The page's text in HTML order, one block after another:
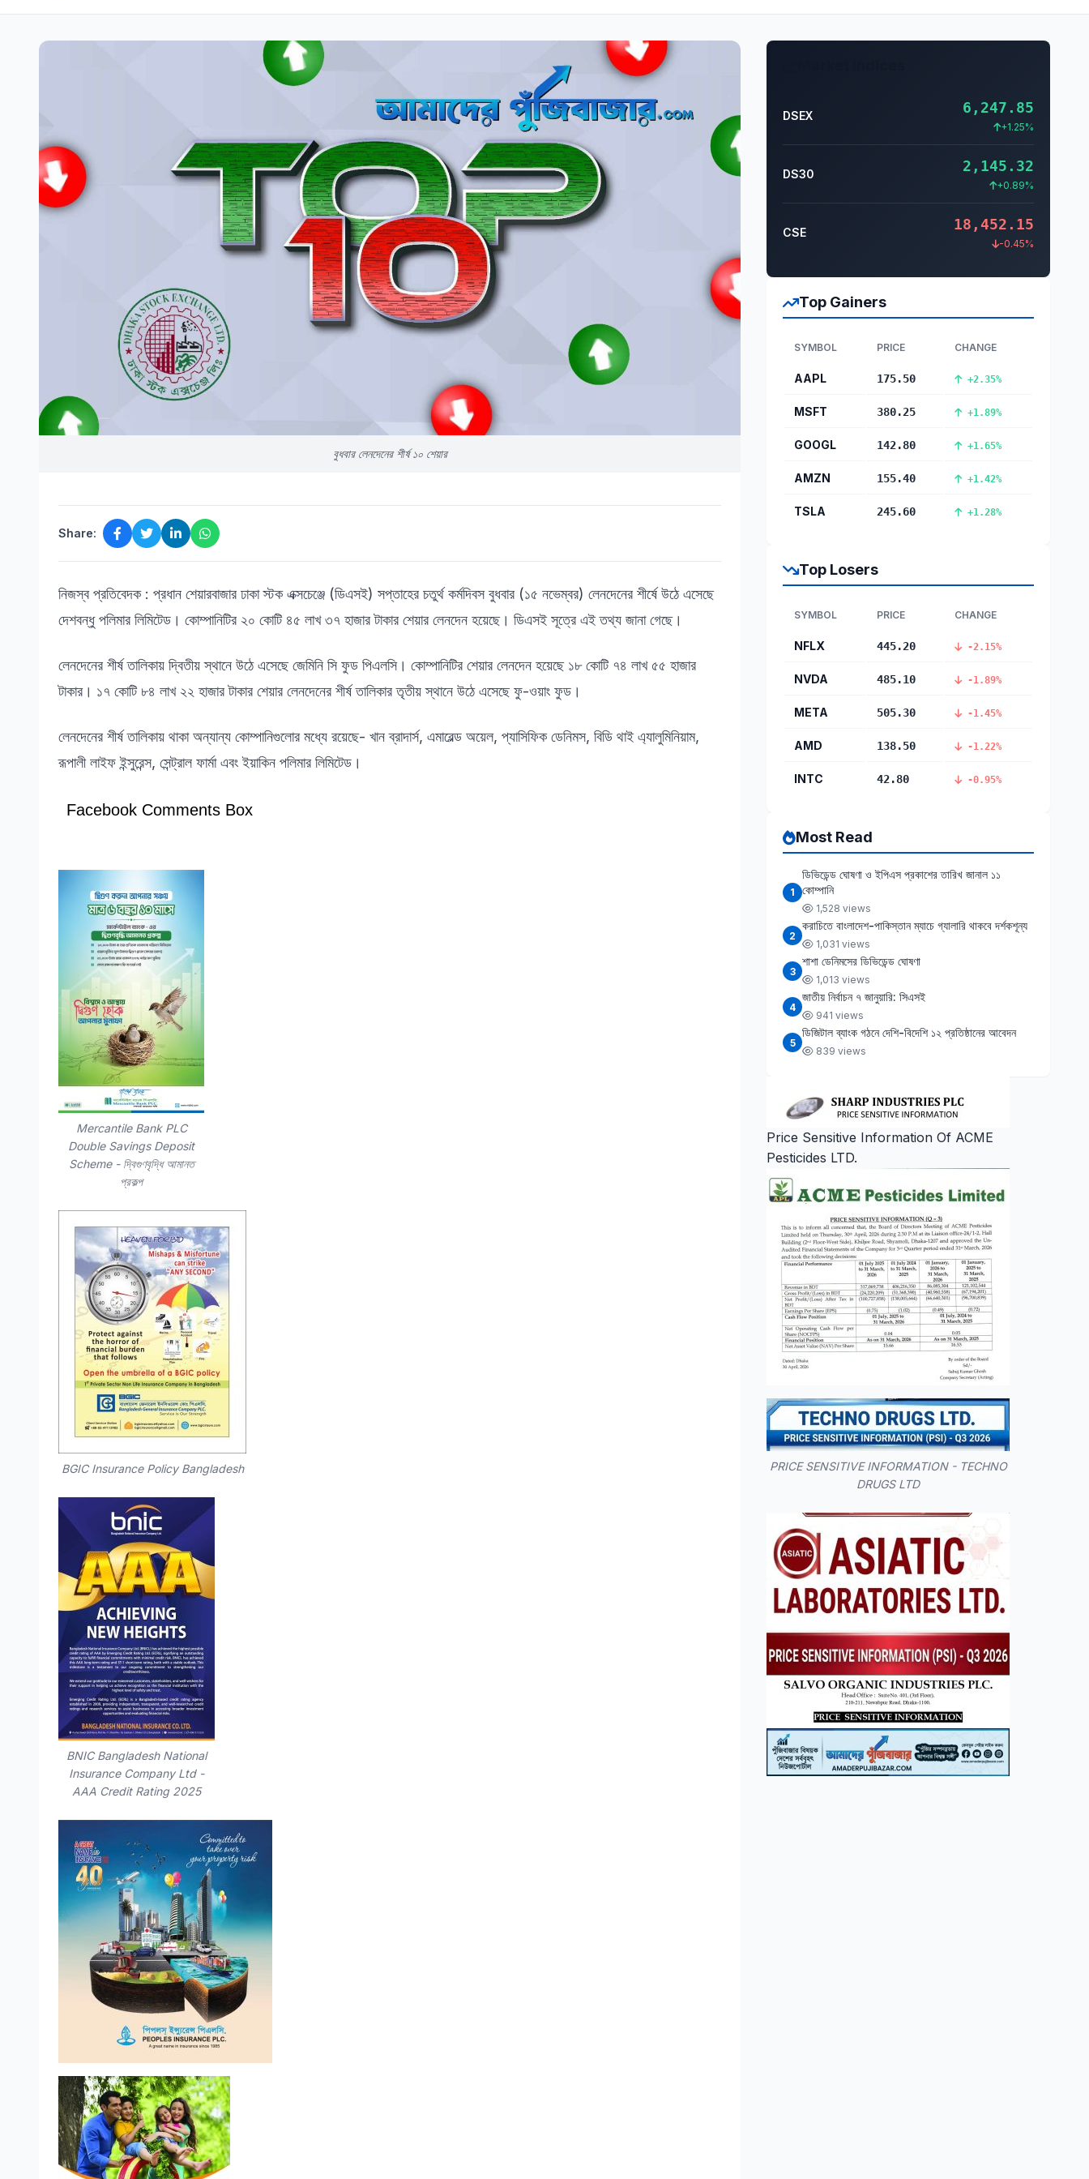
বুধবার লেনদেনের শীর্ষ ১০ শেয়ার
Share:
নিজস্ব প্রতিবেদক : প্রধান শেয়ারবাজার ঢাকা স্টক এক্সচেঞ্জে (ডিএসই) সপ্তাহের চতুর্থ কর্মদিবস বুধবার (১৫ নভেম্বর) লেনদেনের শীর্ষে উঠে এসেছে
দেশবন্ধু পলিমার লিমিটেড। কোম্পানিটির ২০ কোটি ৪৫ লাখ ৩৭ হাজার টাকার শেয়ার লেনদেন হয়েছে। ডিএসই সূত্রে এই তথ্য জানা গেছে।
লেনদেনের শীর্ষ তালিকায় দ্বিতীয় স্থানে উঠে এসেছে জেমিনি সি ফুড পিএলসি। কোম্পানিটির শেয়ার লেনদেন হয়েছে ১৮ কোটি ৭৪ লাখ ৫৫ হাজার
টাকার। ১৭ কোটি ৮৪ লাখ ২২ হাজার টাকার শেয়ার লেনদেনের শীর্ষ তালিকার তৃতীয় স্থানে উঠে এসেছে ফু-ওয়াং ফুড।
লেনদেনের শীর্ষ তালিকায় থাকা অন্যান্য কোম্পানিগুলোর মধ্যে রয়েছে- খান ব্রাদার্স, এমারেল্ড অয়েল, প্যাসিফিক ডেনিমস, বিডি থাই এ্যালুমিনিয়াম,
রূপালী লাইফ ইন্সুরেন্স, সেন্ট্রাল ফার্মা এবং ইয়াকিন পলিমার লিমিটেড।
Facebook Comments Box
Mercantile Bank PLC
Double Savings Deposit
Scheme - দ্বিগুণবৃদ্ধি আমানত
প্রকল্প
BGIC Insurance Policy Bangladesh
BNIC Bangladesh National
Insurance Company Ltd -
AAA Credit Rating 2025
DSEX 6,247.85
+1.25%
DS30 2,145.32
+0.89%
CSE 18,452.15
-0.45%
Top Gainers
SYMBOL PRICE CHANGE
AAPL 175.50 +2.35%
MSFT 380.25 +1.89%
GOOGL 142.80 +1.65%
AMZN 155.40 +1.42%
TSLA 245.60 +1.28%
Top Losers
SYMBOL PRICE CHANGE
NFLX 445.20 -2.15%
NVDA 485.10 -1.89%
META 505.30 -1.45%
AMD 138.50 -1.22%
INTC 42.80 -0.95%
Most Read
1
ডিভিডেন্ড ঘোষণা ও ইপিএস প্রকাশের তারিখ জানাল ১১
কোম্পানি
1,528 views
2
করাচিতে বাংলাদেশ-পাকিস্তান ম্যাচে গ্যালারি থাকবে দর্শকশূন্য
1,031 views
3
শাশা ডেনিমসের ডিভিডেন্ড ঘোষণা
1,013 views
4
জাতীয় নির্বাচন ৭ জানুয়ারি: সিএসই
941 views
5
ডিজিটাল ব্যাংক গঠনে দেশি-বিদেশি ১২ প্রতিষ্ঠানের আবেদন
839 views
Price Sensitive Information Of ACME
Pesticides LTD.
PRICE SENSITIVE INFORMATION - TECHNO
DRUGS LTD